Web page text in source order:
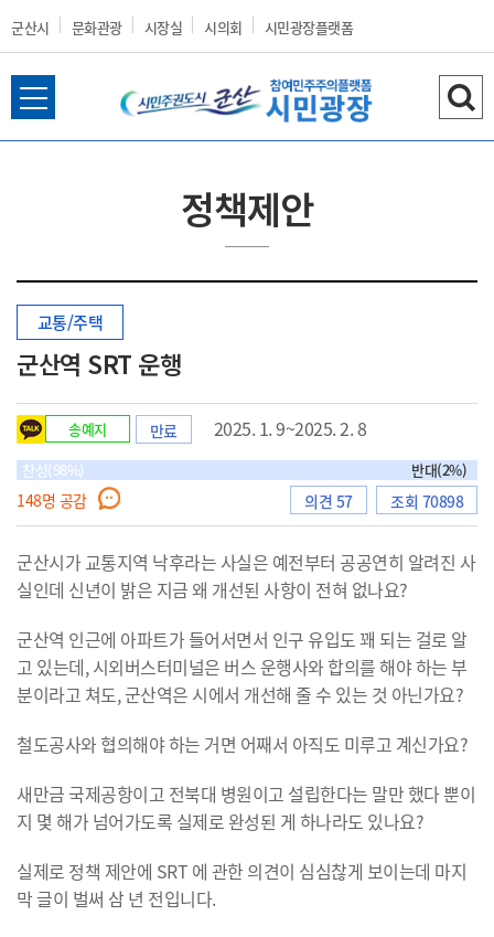
군산시 문화관광 시장실 시의회 시민광장플랫폼
군
시
홈
으
로
이
동
전
체
검
색
정책제안
교통/주택
군산역 SRT 운행
송예지 만료 2025. 1. 9~2025. 2. 8
찬성(98%) 반대(2%)
148명 공감 의견 57 조회 70898
군산시가 교통지역 낙후라는 사실은 예전부터 공공연히 알려진 사
실인데 신년이 밝은 지금 왜 개선된 사항이 전혀 없나요?
군산역 인근에 아파트가 들어서면서 인구 유입도 꽤 되는 걸로 알
고 있는데, 시외버스터미널은 버스 운행사와 합의를 해야 하는 부
분이라고 쳐도, 군산역은 시에서 개선해 줄 수 있는 것 아닌가요?
철도공사와 협의해야 하는 거면 어째서 아직도 미루고 계신가요?
새만금 국제공항이고 전북대 병원이고 설립한다는 말만 했다 뿐이
지 몇 해가 넘어가도록 실제로 완성된 게 하나라도 있나요?
실제로 정책 제안에 SRT 에 관한 의견이 심심찮게 보이는데 마지
막 글이 벌써 삼 년 전입니다.